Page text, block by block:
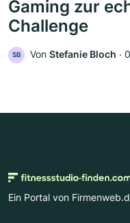
Gaming zur
Challenge
SB Von Stefanie Bloch ‧
Ein Portal von